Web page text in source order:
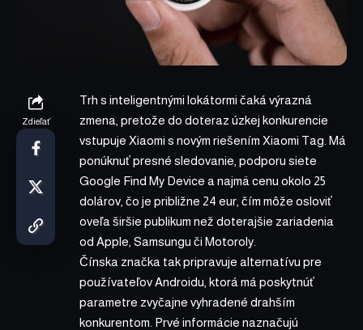
Zdieľať
Trh s inteligentnými lokátormi čaká výrazná
zmena, pretože do doteraz úzkej konkurencie
vstupuje Xiaomi s novým riešením Xiaomi Tag. Má
ponúknuť presné sledovanie, podporu siete
Google Find My Device a najmä cenu okolo 25
dolárov, čo je približne 24 eur, čím môže osloviť
oveľa širšie publikum než doterajšie zariadenia
od Apple, Samsungu či Motoroly.
Čínska značka tak pripravuje alternatívu pre
používateľov Androidu, ktorá má poskytnúť
parametre zvyčajne vyhradené drahším
konkurentom. Prvé informácie naznačujú